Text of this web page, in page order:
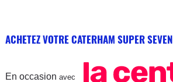
ACHETEZ VOTRE CATERHAM SUPER SEVEN
En occasion avec